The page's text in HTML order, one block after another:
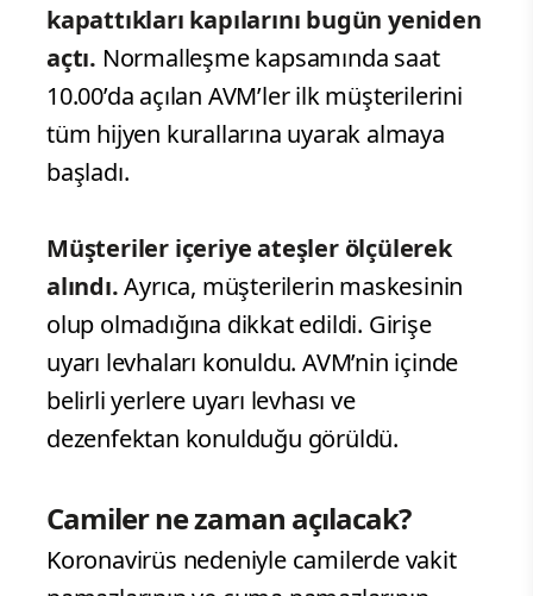
kapattıkları kapılarını bugün yeniden
açtı. Normalleşme kapsamında saat
10.00’da açılan AVM’ler ilk müşterilerini
tüm hijyen kurallarına uyarak almaya
başladı.
Müşteriler içeriye ateşler ölçülerek
alındı.Ayrıca, müşterilerin maskesinin
olup olmadığına dikkat edildi. Girişe
uyarı levhaları konuldu. AVM’nin içinde
belirli yerlere uyarı levhası ve
dezenfektan konulduğu görüldü.
Camiler ne zaman açılacak?
Koronavirüs nedeniyle camilerde vakit